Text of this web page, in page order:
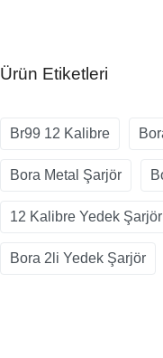
Ürün Etiketleri
Br99 12 Kalibre
Bora Metal Şarjör
12 Kalibre Yedek Şarjör
Bora 2li Yedek Şarjör